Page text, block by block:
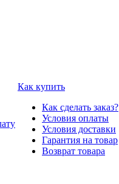
Как купить
Как сделать заказ?
Условия оплаты
Условия доставки
Гарантия на товар
Возврат товара